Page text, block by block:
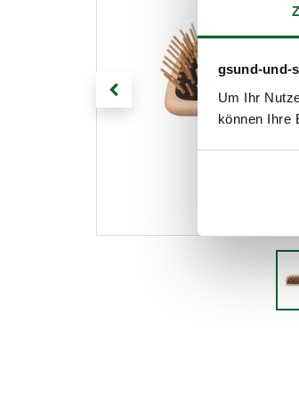
gsund-und-
Um Ihr
können Ihre